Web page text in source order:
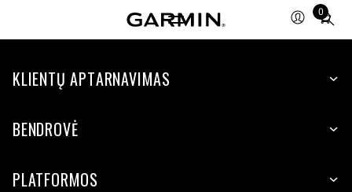
0
Total
items
cart:
KLIENTŲ APTARNAVIMAS
BENDROVĖ
PLATFORMOS